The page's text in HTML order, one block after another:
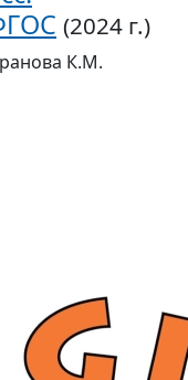
(2024 г.)
К.М.